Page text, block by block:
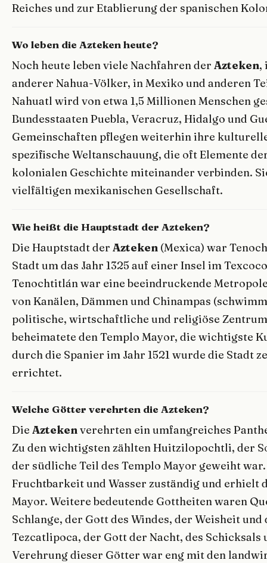
Reiches und zur Etablierung der spanischen
Wo leben die Azteken heute?
Noch heute leben viele Nachfahren der Azteken,
anderer Nahua-Völker, in Mexiko und anderen
Nahuatl wird von etwa 1,5 Millionen Menschen
Bundesstaaten Puebla, Veracruz, Hidalgo und
Gemeinschaften pflegen weiterhin ihre
spezifische Weltanschauung, die oft Elemente
kolonialen Geschichte miteinander verbinden.
vielfältigen mexikanischen Gesellschaft.
Wie heißt die Hauptstadt der Azteken?
Die Hauptstadt der Azteken (Mexica) war
Stadt um das Jahr 1325 auf einer Insel im
Tenochtitlán war eine beeindruckende
von Kanälen, Dämmen und Chinampas
politische, wirtschaftliche und religiöse
beheimatete den Templo Mayor, die wichtigste
durch die Spanier im Jahr 1521 wurde die Stadt
errichtet.
Welche Götter verehrten die Azteken?
Die Aztekenverehrten ein umfangreiches
Zu den wichtigsten zählten Huitzilopochtli, der
der südliche Teil des Templo Mayor geweiht
Fruchtbarkeit und Wasser zuständig und erhielt
Mayor. Weitere bedeutende Gottheiten waren
Schlange, der Gott des Windes, der Weisheit
Tezcatlipoca, der Gott der Nacht, des
Verehrung dieser Götter war eng mit den